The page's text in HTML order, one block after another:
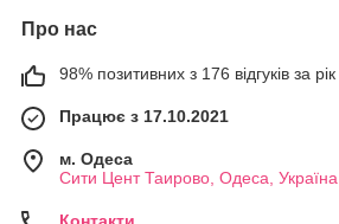
Про нас
98% позитивних з 176 відгуків за рік
Працює з 17.10.2021
м. Одеса
Сити Цент Таирово, Одеса, Україна